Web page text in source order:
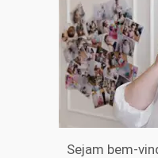
Sejam bem-